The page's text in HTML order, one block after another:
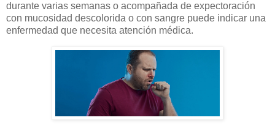
durante varias semanas o acompañada de expectoración
con mucosidad descolorida o con sangre puede indicar una
enfermedad que necesita atención médica.